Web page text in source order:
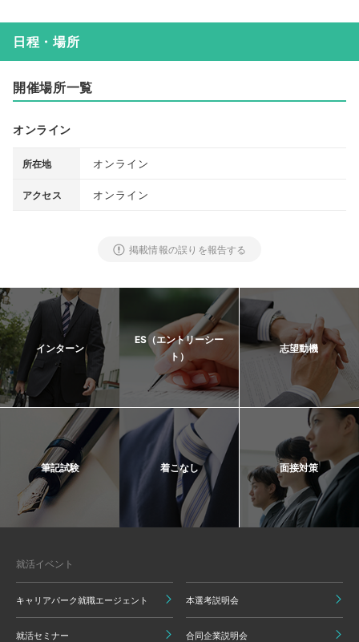
日程・場所
開催場所一覧
オンライン
所在地 オンライン
アクセス オンライン
掲載情報の誤りを報告する
インターン
ES（エントリーシー
ト）
志望動機
筆記試験 着こなし 面接対策
就活イベント
キャリアパーク就職エージェント 本選考説明会
就活セミナー 合同企業説明会